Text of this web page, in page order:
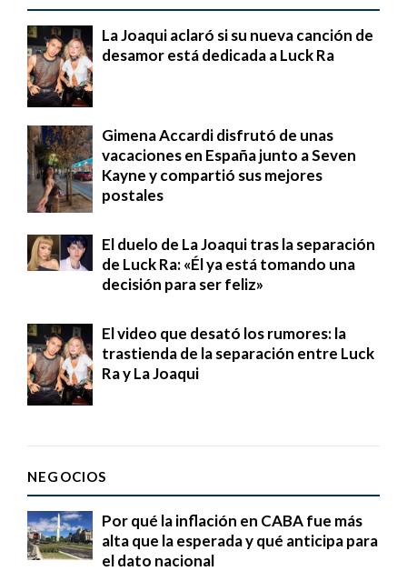
La Joaqui aclaró si su nueva canción de
desamor está dedicada a Luck Ra
Gimena Accardi disfrutó de unas
vacaciones en España junto a Seven
Kayne y compartió sus mejores
postales
El duelo de La Joaqui tras la separación
de Luck Ra: «Él ya está tomando una
decisión para ser feliz»
El video que desató los rumores: la
trastienda de la separación entre Luck
Ra y La Joaqui
NEGOCIOS
Por qué la inflación en CABA fue más
alta que la esperada y qué anticipa para
el dato nacional